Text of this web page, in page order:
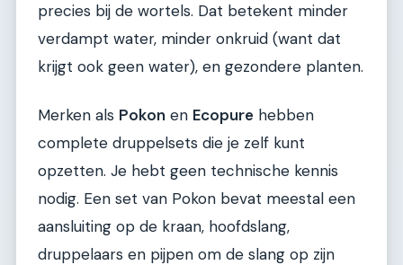
precies bij de wortels. Dat betekent minder
verdampt water, minder onkruid (want dat
krijgt ook geen water), en gezondere planten.
Merken als Pokon en Ecopure hebben
complete druppelsets die je zelf kunt
opzetten. Je hebt geen technische kennis
nodig. Een set van Pokon bevat meestal een
aansluiting op de kraan, hoofdslang,
druppelaars en pijpen om de slang op zijn